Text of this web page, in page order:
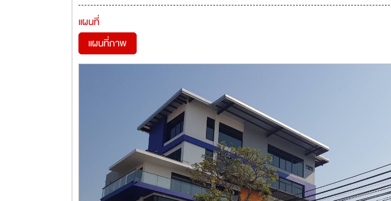
แผนที่
แผนที่ภาพ